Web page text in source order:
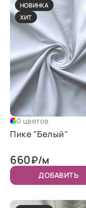
НОВИНКА
ХИТ
0 цветов
Пике "Белый"
660₽/м
ДОБАВИТЬ